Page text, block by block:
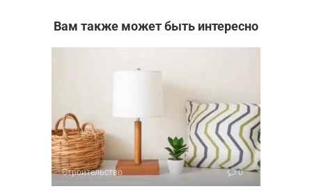
Вам также может быть интересно
Строительство 0